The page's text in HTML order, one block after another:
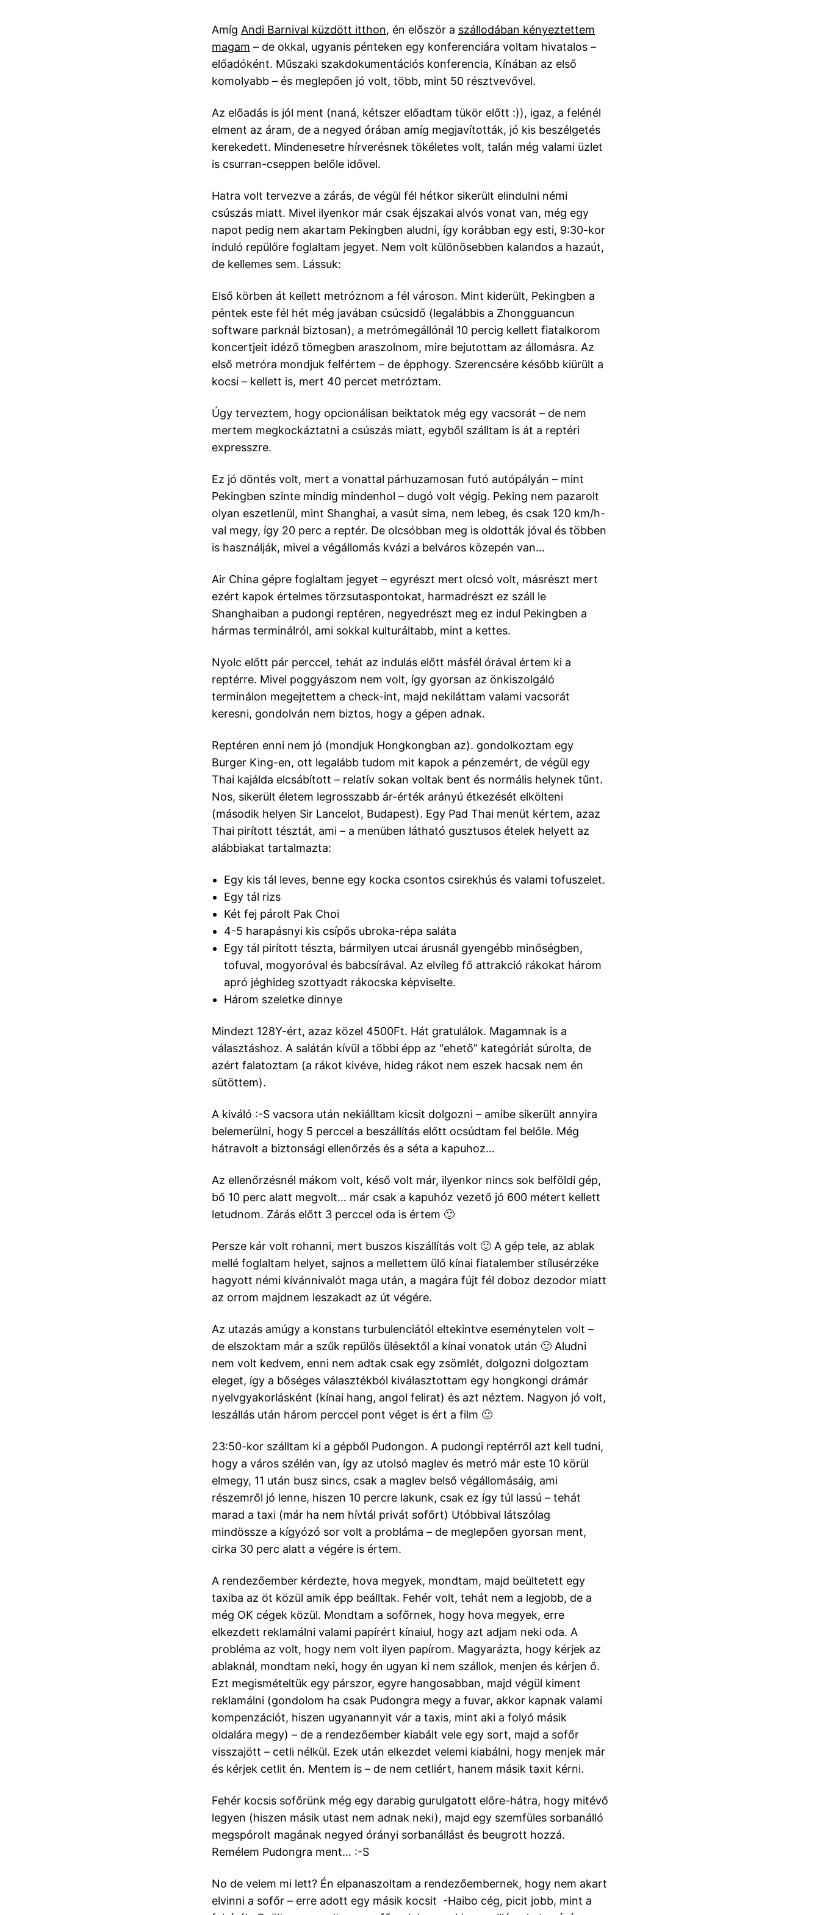
Amíg Andi Barnival küzdött itthon, én először a szállodában kényeztettem
magam – de okkal, ugyanis pénteken egy konferenciára voltam hivatalos –
előadóként. Műszaki szakdokumentációs konferencia, Kínában az első
komolyabb – és meglepően jó volt, több, mint 50 résztvevővel.
Az előadás is jól ment (naná, kétszer előadtam tükör előtt :)), igaz, a felénél
elment az áram, de a negyed órában amíg megjavították, jó kis beszélgetés
kerekedett. Mindenesetre hírverésnek tökéletes volt, talán még valami üzlet
is csurran-cseppen belőle idővel.
Hatra volt tervezve a zárás, de végül fél hétkor sikerült elindulni némi
csúszás miatt. Mivel ilyenkor már csak éjszakai alvós vonat van, még egy
napot pedig nem akartam Pekingben aludni, így korábban egy esti, 9:30-kor
induló repülőre foglaltam jegyet. Nem volt különösebben kalandos a hazaút,
de kellemes sem. Lássuk:
Első körben át kellett metróznom a fél városon. Mint kiderült, Pekingben a
péntek este fél hét még javában csúcsidő (legalábbis a Zhongguancun
software parknál biztosan), a metrómegállónál 10 percig kellett fiatalkorom
koncertjeit idéző tömegben araszolnom, mire bejutottam az állomásra. Az
első metróra mondjuk felfértem – de épphogy. Szerencsére később kiürült a
kocsi – kellett is, mert 40 percet metróztam.
Úgy terveztem, hogy opcionálisan beiktatok még egy vacsorát – de nem
mertem megkockáztatni a csúszás miatt, egyből szálltam is át a reptéri
expresszre.
Ez jó döntés volt, mert a vonattal párhuzamosan futó autópályán – mint
Pekingben szinte mindig mindenhol – dugó volt végig. Peking nem pazarolt
olyan eszetlenül, mint Shanghai, a vasút sima, nem lebeg, és csak 120 km/h-
val megy, így 20 perc a reptér. De olcsóbban meg is oldották jóval és többen
is használják, mivel a végállomás kvázi a belváros közepén van…
Air China gépre foglaltam jegyet – egyrészt mert olcsó volt, másrészt mert
ezért kapok értelmes törzsutaspontokat, harmadrészt ez száll le
Shanghaiban a pudongi reptéren, negyedrészt meg ez indul Pekingben a
hármas terminálról, ami sokkal kulturáltabb, mint a kettes.
Nyolc előtt pár perccel, tehát az indulás előtt másfél órával értem ki a
reptérre. Mivel poggyászom nem volt, így gyorsan az önkiszolgáló
terminálon megejtettem a check-int, majd nekiláttam valami vacsorát
keresni, gondolván nem biztos, hogy a gépen adnak.
Reptéren enni nem jó (mondjuk Hongkongban az). gondolkoztam egy
Burger King-en, ott legalább tudom mit kapok a pénzemért, de végül egy
Thai kajálda elcsábított – relatív sokan voltak bent és normális helynek tűnt.
Nos, sikerült életem legrosszabb ár-érték arányú étkezését elkölteni
(második helyen Sir Lancelot, Budapest). Egy Pad Thai menüt kértem, azaz
Thai pirított tésztát, ami – a menüben látható gusztusos ételek helyett az
alábbiakat tartalmazta:
Egy kis tál leves, benne egy kocka csontos csirekhús és valami tofuszelet.
Egy tál rizs
Két fej párolt Pak Choi
4-5 harapásnyi kis csípős ubroka-répa saláta
Egy tál pirított tészta, bármilyen utcai árusnál gyengébb minőségben,
tofuval, mogyoróval és babcsírával. Az elvileg fő attrakció rákokat három
apró jéghideg szottyadt rákocska képviselte.
Három szeletke dinnye
Mindezt 128Y-ért, azaz közel 4500Ft. Hát gratulálok. Magamnak is a
választáshoz. A salátán kívül a többi épp az “ehető” kategóriát súrolta, de
azért falatoztam (a rákot kivéve, hideg rákot nem eszek hacsak nem én
sütöttem).
A kiváló :-S vacsora után nekiálltam kicsit dolgozni – amibe sikerült annyira
belemerülni, hogy 5 perccel a beszállítás előtt ocsúdtam fel belőle. Még
hátravolt a biztonsági ellenőrzés és a séta a kapuhoz…
Az ellenőrzésnél mákom volt, késő volt már, ilyenkor nincs sok belföldi gép,
bő 10 perc alatt megvolt… már csak a kapuhóz vezető jó 600 métert kellett
letudnom. Zárás előtt 3 perccel oda is értem 🙂
Persze kár volt rohanni, mert buszos kiszállítás volt 🙂 A gép tele, az ablak
mellé foglaltam helyet, sajnos a mellettem ülő kínai fiatalember stílusérzéke
hagyott némi kívánnivalót maga után, a magára fújt fél doboz dezodor miatt
az orrom majdnem leszakadt az út végére.
Az utazás amúgy a konstans turbulenciától eltekintve eseménytelen volt –
de elszoktam már a szűk repülős ülésektől a kínai vonatok után 🙂 Aludni
nem volt kedvem, enni nem adtak csak egy zsömlét, dolgozni dolgoztam
eleget, így a bőséges választékból kiválasztottam egy hongkongi drámár
nyelvgyakorlásként (kínai hang, angol felirat) és azt néztem. Nagyon jó volt,
leszállás után három perccel pont véget is ért a film 🙂
23:50-kor szálltam ki a gépből Pudongon. A pudongi reptérről azt kell tudni,
hogy a város szélén van, így az utolsó maglev és metró már este 10 körül
elmegy, 11 után busz sincs, csak a maglev belső végállomásáig, ami
részemről jó lenne, hiszen 10 percre lakunk, csak ez így túl lassú – tehát
marad a taxi (már ha nem hívtál privát sofőrt) Utóbbival látszólag
mindössze a kígyózó sor volt a probláma – de meglepően gyorsan ment,
cirka 30 perc alatt a végére is értem.
A rendezőember kérdezte, hova megyek, mondtam, majd beültetett egy
taxiba az öt közül amik épp beálltak. Fehér volt, tehát nem a legjobb, de a
még OK cégek közül. Mondtam a sofőrnek, hogy hova megyek, erre
elkezdett reklamálni valami papírért kínaiul, hogy azt adjam neki oda. A
probléma az volt, hogy nem volt ilyen papírom. Magyarázta, hogy kérjek az
ablaknál, mondtam neki, hogy én ugyan ki nem szállok, menjen és kérjen ő.
Ezt megismételtük egy párszor, egyre hangosabban, majd végül kiment
reklamálni (gondolom ha csak Pudongra megy a fuvar, akkor kapnak valami
kompenzációt, hiszen ugyanannyit vár a taxis, mint aki a folyó másik
oldalára megy) – de a rendezőember kiabált vele egy sort, majd a sofőr
visszajött – cetli nélkül. Ezek után elkezdet velemi kiabálni, hogy menjek már
és kérjek cetlit én. Mentem is – de nem cetliért, hanem másik taxit kérni.
Fehér kocsis sofőrünk még egy darabig gurulgatott előre-hátra, hogy mitévő
legyen (hiszen másik utast nem adnak neki), majd egy szemfüles sorbanálló
megspórolt magának negyed órányi sorbanállást és beugrott hozzá.
Remélem Pudongra ment… :-S
No de velem mi lett? Én elpanaszoltam a rendezőembernek, hogy nem akart
elvinni a sofőr – erre adott egy másik kocsit -Haibo cég, picit jobb, mint a